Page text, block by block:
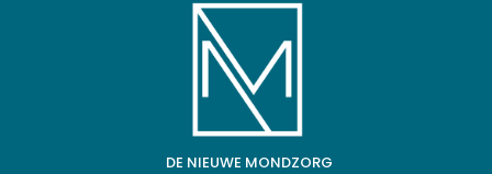
DE NIEUWE MONDZORG